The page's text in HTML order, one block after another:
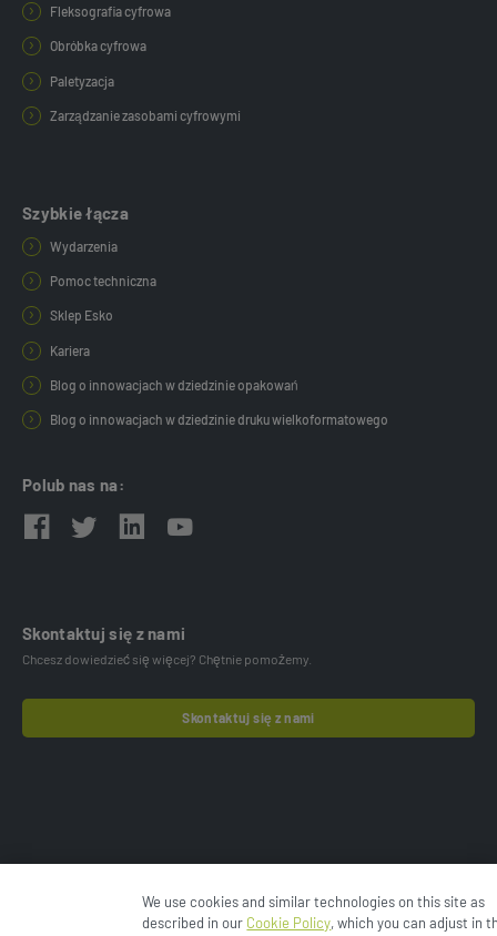
Fleksografia cyfrowa
Obróbka cyfrowa
Paletyzacja
Zarządzanie zasobami cyfrowymi
Szybkie łącza
Wydarzenia
Pomoc techniczna
Sklep Esko
Kariera
Blog o innowacjach w dziedzinie opakowań
Blog o innowacjach w dziedzinie druku wielkoformatowego
Polub nas na:
Skontaktuj się z nami
Chcesz dowiedzieć się więcej? Chętnie pomożemy.
Skontaktuj się z nami
© 2024 Esko-Graphics BV.
Polityka prywatności
Informacja o plikach cookie
Warunki użytkowania Enfocus
We use cookies and similar technologies on this site as
described in our Cookie Policy, which you can adjust in